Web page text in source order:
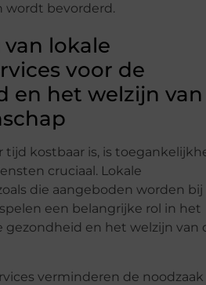
wordt bevorderd.
lokale
voor de
en het welzijn van
tijd kostbaar is, is
cruciaal. Lokale
die aangeboden worden bij
een belangrijke rol in het
gezondheid en het welzijn van
verminderen de noodzaak